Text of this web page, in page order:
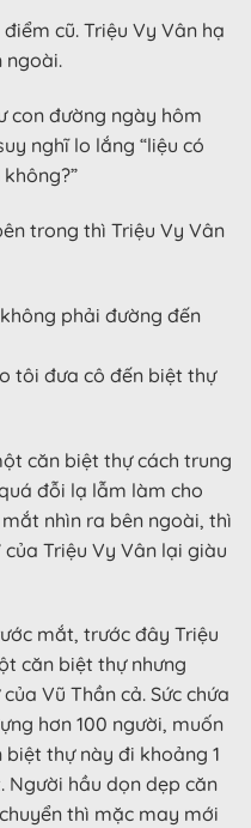
cũ. Triệu Vy Vân hạ
ngoài.
con đường ngày hôm
nghĩ lo lắng “liệu có
trong thì Triệu Vy Vân
phải đường đến
tôi đưa cô đến biệt thự
căn biệt thự cách trung
đỗi lạ lẫm làm cho
nhìn ra bên ngoài, thì
Triệu Vy Vân lại giàu
mắt, trước đây Triệu
căn biệt thự nhưng
Vũ Thần cả. Sức chứa
hơn 100 người, muốn
thự này đi khoảng 1
Người hầu dọn dẹp căn
thì mặc may mới